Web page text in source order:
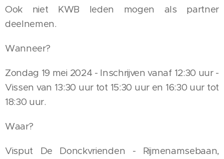
Ook niet KWB leden mogen als partner
deelnemen.
Wanneer?
Zondag 19 mei 2024 - Inschrijven vanaf 12:30 uur -
Vissen van 13:30 uur tot 15:30 uur en 16:30 uur tot
18:30 uur.
Waar?
Visput De Donckvrienden - Rijmenamsebaan,